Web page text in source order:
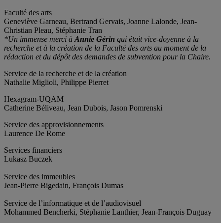
Faculté des arts
Geneviève Garneau, Bertrand Gervais, Joanne Lalonde, Jean-
Christian Pleau, Stéphanie Tran
*Un immense merci àAnnie Gérin qui était vice-doyenne à la
recherche et à la création de la Faculté des arts au moment de la
rédaction et du dépôt des demandes de subvention pour la Chaire.
Service de la recherche et de la création
Nathalie Miglioli, Philippe Pierret
Hexagram-UQAM
Catherine Béliveau, Jean Dubois, Jason Pomrenski
Service des approvisionnements
Laurence De Rome
Services financiers
Lukasz Buczek
Service des immeubles
Jean-Pierre Bigedain, François Dumas
Service de l’informatique et de l’audiovisuel
Mohammed Bencherki, Stéphanie Lanthier, Jean-François Duguay